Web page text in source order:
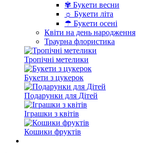
✾ Букети весни
☼ Букети літа
☂ Букети осені
Квіти на день народження
Траурна флористика
Тропічні метелики
Букети з цукерок
Подарунки для Дітей
Іграшки з квітів
Кошики фруктів